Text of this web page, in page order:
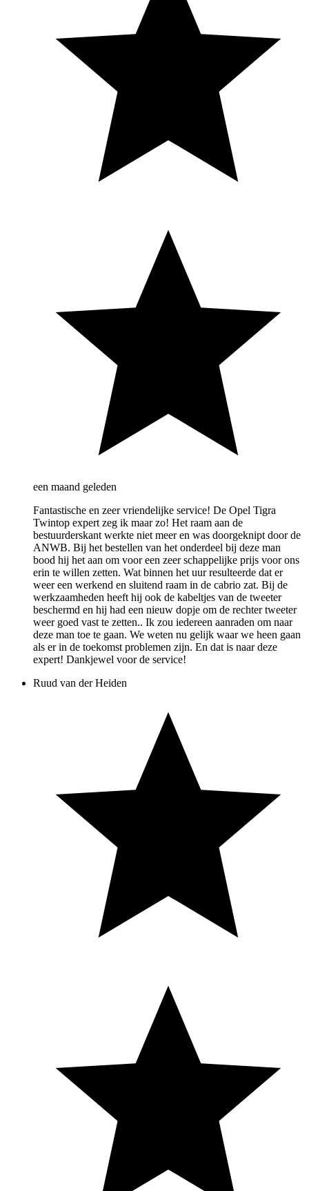
een maand geleden
Fantastische en zeer vriendelijke service! De Opel Tigra
Twintop expert zeg ik maar zo! Het raam aan de
bestuurderskant werkte niet meer en was doorgeknipt door de
ANWB. Bij het bestellen van het onderdeel bij deze man
bood hij het aan om voor een zeer schappelijke prijs voor ons
erin te willen zetten. Wat binnen het uur resulteerde dat er
weer een werkend en sluitend raam in de cabrio zat. Bij de
werkzaamheden heeft hij ook de kabeltjes van de tweeter
beschermd en hij had een nieuw dopje om de rechter tweeter
weer goed vast te zetten.. Ik zou iedereen aanraden om naar
deze man toe te gaan. We weten nu gelijk waar we heen gaan
als er in de toekomst problemen zijn. En dat is naar deze
expert! Dankjewel voor de service!
Ruud van der Heiden